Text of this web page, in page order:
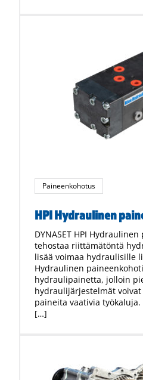
Paineenkohotus
HPI Hydraulinen
DYNASET HPI
tehostaa riittämätöntä
lisää voimaa hydraulisille
Hydraulinen
hydraulipainetta, jolloin
hydraulijärjestelmät
paineita vaativia
[…]